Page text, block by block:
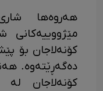
هەروەها
مێژووییه‌کانی
کۆنه‌لاجان بۆ
ده‌گه‌ڕێته‌وه‌.
کۆنه‌لاجان